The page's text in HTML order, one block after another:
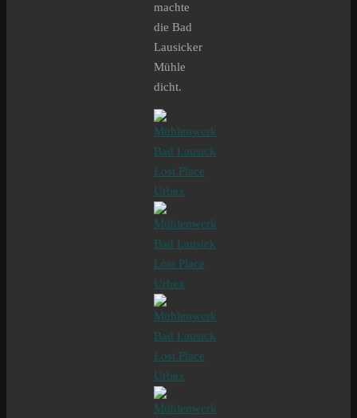
machte
die Bad
Lausicker
Mühle
dicht.